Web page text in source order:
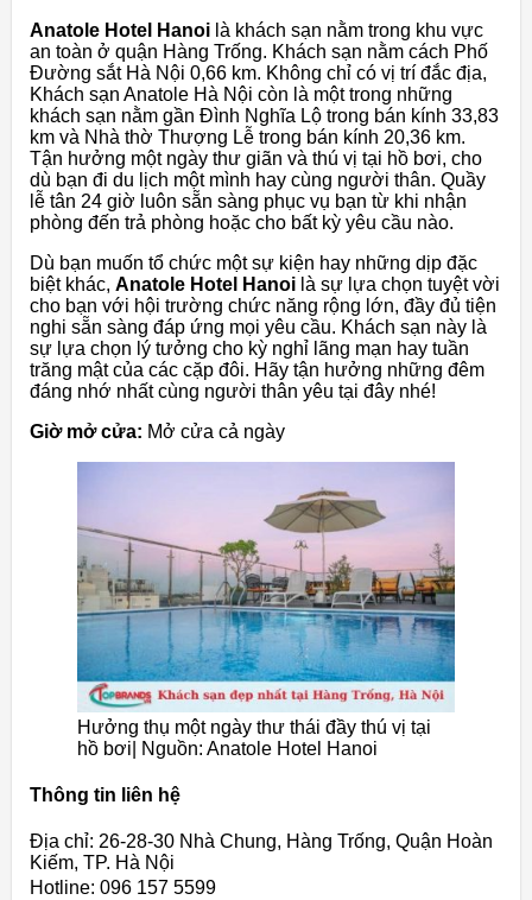
Anatole Hotel Hanoi là khách sạn nằm trong khu vực
an toàn ở quận Hàng Trống. Khách sạn nằm cách Phố
Đường sắt Hà Nội 0,66 km. Không chỉ có vị trí đắc địa,
Khách sạn Anatole Hà Nội còn là một trong những
khách sạn nằm gần Đình Nghĩa Lộ trong bán kính 33,83
km và Nhà thờ Thượng Lễ trong bán kính 20,36 km.
Tận hưởng một ngày thư giãn và thú vị tại hồ bơi, cho
dù bạn đi du lịch một mình hay cùng người thân. Quầy
lễ tân 24 giờ luôn sẵn sàng phục vụ bạn từ khi nhận
phòng đến trả phòng hoặc cho bất kỳ yêu cầu nào.
Dù bạn muốn tổ chức một sự kiện hay những dịp đặc
biệt khác, Anatole Hotel Hanoi là sự lựa chọn tuyệt vời
cho bạn với hội trường chức năng rộng lớn, đầy đủ tiện
nghi sẵn sàng đáp ứng mọi yêu cầu. Khách sạn này là
sự lựa chọn lý tưởng cho kỳ nghỉ lãng mạn hay tuần
trăng mật của các cặp đôi. Hãy tận hưởng những đêm
đáng nhớ nhất cùng người thân yêu tại đây nhé!
Giờ mở cửa: Mở cửa cả ngày
Hưởng thụ một ngày thư thái đầy thú vị tại
hồ bơi| Nguồn: Anatole Hotel Hanoi
Thông tin liên hệ
Địa chỉ: 26-28-30 Nhà Chung, Hàng Trống, Quận Hoàn
Kiếm, TP. Hà Nội
Hotline: 096 157 5599